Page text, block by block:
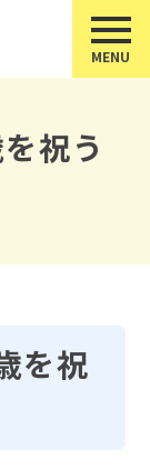
祝う
を祝